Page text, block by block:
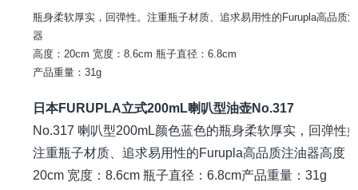
瓶身柔软厚实，回弹性。注重瓶子材质、追求易用性的Furupla高品质
器
高度：20cm 宽度：8.6cm 瓶子直径：6.8cm
产品重量：31g
日本FURUPLA立式200mL喇叭型油壶No.317
No.317 喇叭型200mL颜色蓝色的瓶身柔软厚实，回弹性
注重瓶子材质、追求易用性的Furupla高品质注油器高度：
20cm 宽度：8.6cm 瓶子直径：6.8cm产品重量：31g